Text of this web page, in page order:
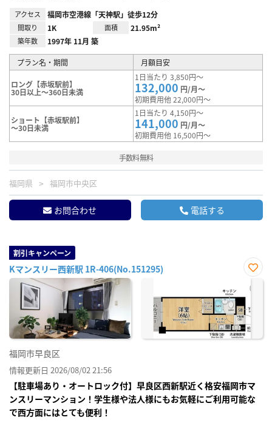
アクセス 福岡市空港線「天神駅」徒歩12分
間取り 1K 面積 21.95m²
築年数 1997年 11月 築
プラン名・期間 月額目安
ロング【赤坂駅前】
30日以上～360日未満
1日当たり 3,850円～
132,000 円/月～
初期費用他 22,000円～
ショート【赤坂駅前】
～30日未満
1日当たり 4,150円～
141,000 円/月～
初期費用他 16,500円～
手数料無料
福岡県 福岡市中央区
お問合わせ 電話する
割引キャンペーン
Kマンスリー西新駅 1R-406(No.151295)
お気
に入
り登
録
福岡市早良区
情報更新日 2026/08/02 21:56
【駐車場あり・オートロック付】早良区西新駅近く格安福岡市マ
ンスリーマンション！学生様や法人様にもお気軽にご利用可能な
で西方面にはとても便利！